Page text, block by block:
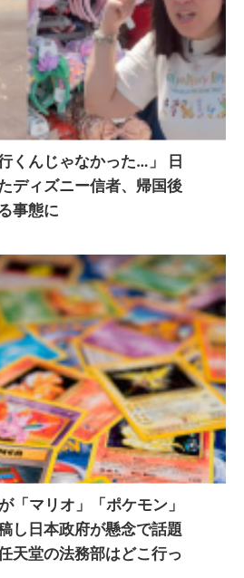
くんじゃなかった…」 日
ディズニー信者、帰国後
事態に
「マリオ」「ポケモン」
し日本政府が懸念で話題
天堂の法務部はどこ行っ